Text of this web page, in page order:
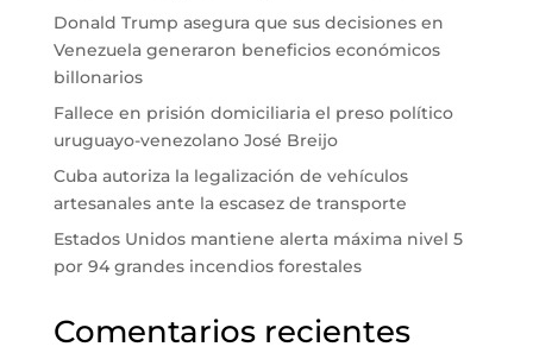
Donald Trump asegura que sus decisiones en
Venezuela generaron beneficios económicos
billonarios
Fallece en prisión domiciliaria el preso político
uruguayo-venezolano José Breijo
Cuba autoriza la legalización de vehículos
artesanales ante la escasez de transporte
Estados Unidos mantiene alerta máxima nivel 5
por 94 grandes incendios forestales
Comentarios recientes